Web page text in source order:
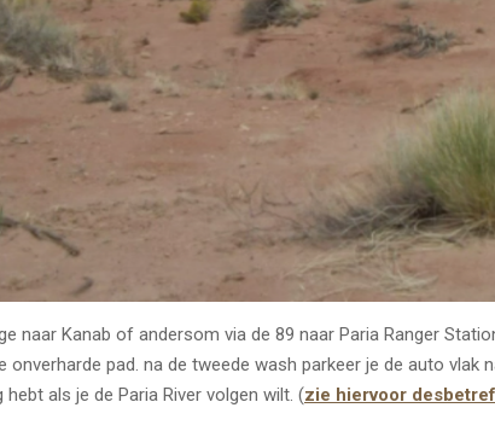
naar Kanab of andersom via de 89 naar Paria Ranger
onverharde pad. na de tweede wash parkeer je de auto vlak
als je de Paria River volgen wilt. (zie hiervoor